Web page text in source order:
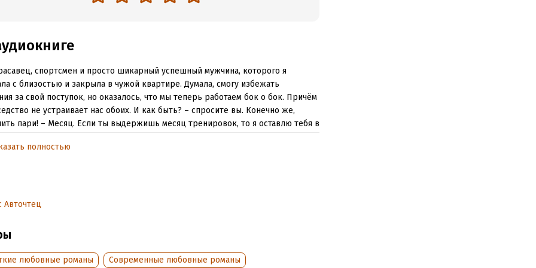
спортсмен и просто шикарный успешный мужчина, которого я
с близостью и закрыла в чужой квартире. Думала, смогу избежать
за свой поступок, но оказалось, что мы теперь работаем бок о бок. Причём
не устраивает нас обоих. И как быть? – спросите вы. Конечно же,
пари! – Месяц. Если ты выдержишь месяц тренировок, то я оставлю тебя в
здорового питания. Морщусь от одной только мысли, что на месте моих
твои тренировки я буду контролировать лично.
информация
18 декабря 2025
полностью
Авточтец
любовные романы Современные любовные романы